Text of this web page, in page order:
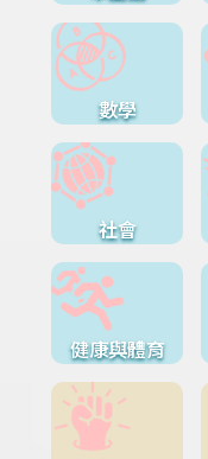
數學
社會
健康與體育